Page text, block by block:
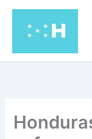
contenido